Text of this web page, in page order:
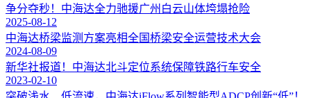
争分夺秒！中海达全力驰援广州白云山体垮塌抢险
2025-08-12
中海达桥梁监测方案亮相全国桥梁安全运营技术大会
2024-08-09
新华社报道！中海达北斗定位系统保障铁路行车安全
2023-02-10